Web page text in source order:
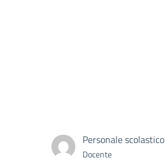
Personale scolastico
Docente